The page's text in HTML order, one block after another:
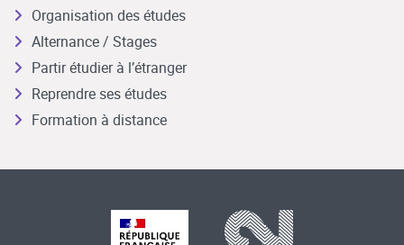
Organisation des études
Alternance / Stages
Partir étudier à l’étranger
Reprendre ses études
Formation à distance